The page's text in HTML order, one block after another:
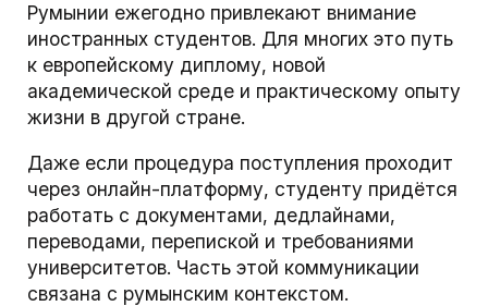
Румынии ежегодно привлекают внимание
иностранных студентов. Для многих это путь
к европейскому диплому, новой
академической среде и практическому опыту
жизни в другой стране.
Даже если процедура поступления проходит
через онлайн-платформу, студенту придётся
работать с документами, дедлайнами,
переводами, перепиской и требованиями
университетов. Часть этой коммуникации
связана с румынским контекстом.